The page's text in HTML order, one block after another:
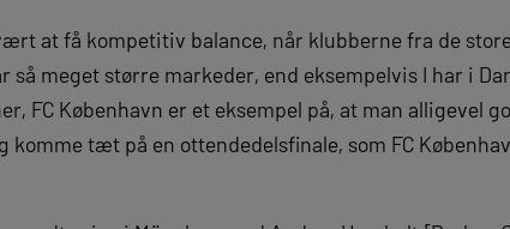
at få kompetitiv balance, når klubberne fra de
så meget større markeder, end eksempelvis I har i
FC København er et eksempel på, at man alligevel
komme tæt på en ottendedelsfinale, som FC